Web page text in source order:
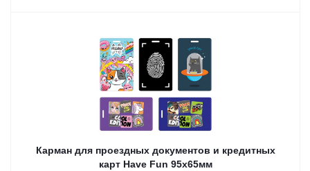
Карман для проездных документов и кредитных
карт Have Fun 95х65мм